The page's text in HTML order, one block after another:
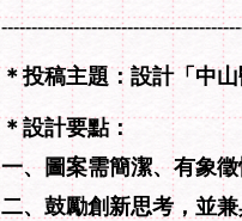
＊投稿主題：設計「中
＊設計要點：
一、圖案需簡潔、有象
二、鼓勵創新思考，並